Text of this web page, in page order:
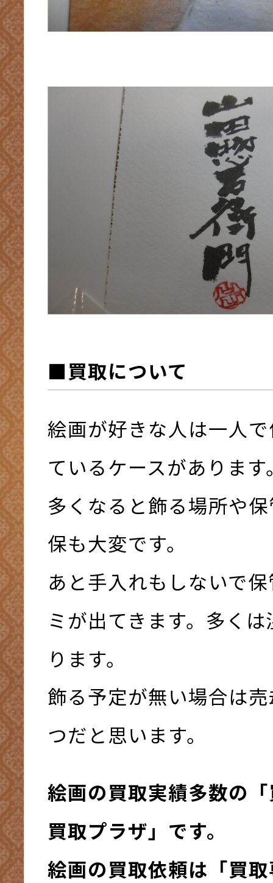
■買取について
絵画が好きな人は一人
ているケースがあります
多くなると飾る場所や
保も大変です。
あと手入れもしないで
ミが出てきます。多く
ります。
飾る予定が無い場合は
つだと思います。
絵画の買取実績多数の
買取プラザ」です。
絵画の買取依頼は「買